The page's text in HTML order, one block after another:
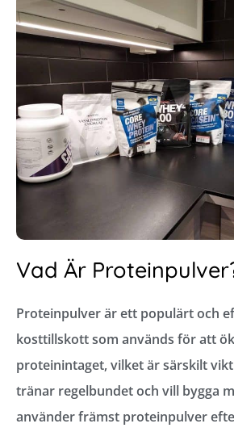
Vad Är
Proteinpulver är ett populärt och
kosttillskott som används för att
proteinintaget, vilket är särskilt
tränar regelbundet och vill bygga
använder främst proteinpulver